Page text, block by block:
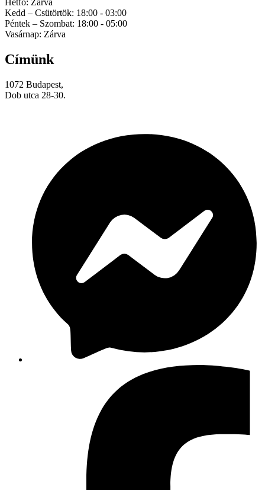
Hétfő: Zárva
Kedd – Csütörtök: 18:00 - 03:00
Péntek – Szombat: 18:00 - 05:00
Vasárnap: Zárva
Címünk
1072 Budapest,
Dob utca 28-30.